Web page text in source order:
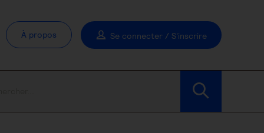
À propos Se connecter / S'inscrire